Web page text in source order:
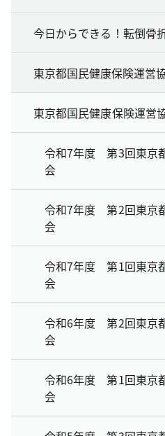
今日からできる！転倒骨
東京都国民健康保険運営
東京都国民健康保険運営
令和7年度 第3回東京
会
令和7年度 第2回東京
会
令和7年度 第1回東京
会
令和6年度 第2回東京
会
令和6年度 第1回東京
会